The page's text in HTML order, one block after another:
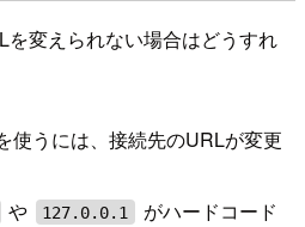
変えられない場合はどうすれ
使うには、接続先のURLが変更
や 127.0.0.1
がハードコード